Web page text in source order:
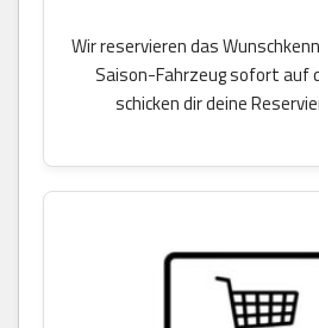
Wir reservieren das
Saison-Fahrzeug sofort auf
schicken dir deine